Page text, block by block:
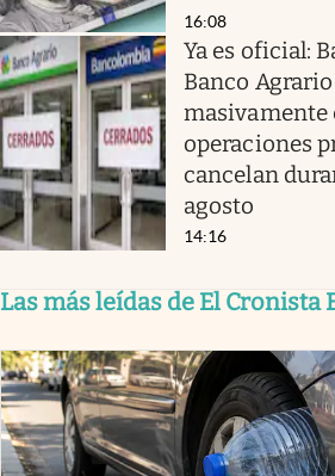
16:08
Ya es oficial:
Banco
masivamente
operaciones
cancelan
agosto
14:16
Las más leídas de El Cronista